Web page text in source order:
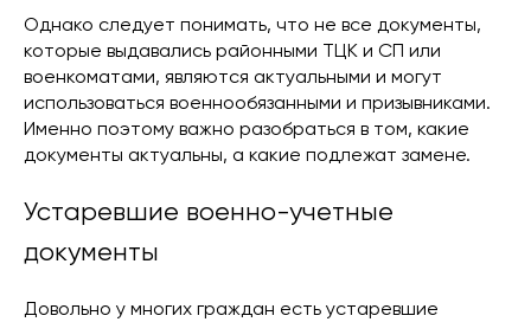
Однако следует понимать, что не все документы,
которые выдавались районными ТЦК и СП или
военкоматами, являются актуальными и могут
использоваться военнообязанными и призывниками.
Именно поэтому важно разобраться в том, какие
документы актуальны, а какие подлежат замене.
Устаревшие военно-учетные
документы
Довольно у многих граждан есть устаревшие